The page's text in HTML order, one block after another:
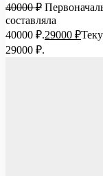
40000₽
составляла
40000 ₽.29000 ₽
29000 ₽.